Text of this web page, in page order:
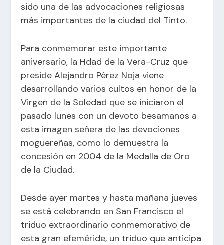
sido una de las advocaciones religiosas
más importantes de la ciudad del Tinto.
Para conmemorar este importante
aniversario, la Hdad de la Vera-Cruz que
preside Alejandro Pérez Noja viene
desarrollando varios cultos en honor de la
Virgen de la Soledad que se iniciaron el
pasado lunes con un devoto besamanos a
esta imagen señera de las devociones
moguereñas, como lo demuestra la
concesión en 2004 de la Medalla de Oro
de la Ciudad.
Desde ayer martes y hasta mañana jueves
se está celebrando en San Francisco el
triduo extraordinario conmemorativo de
esta gran efeméride, un triduo que anticipa